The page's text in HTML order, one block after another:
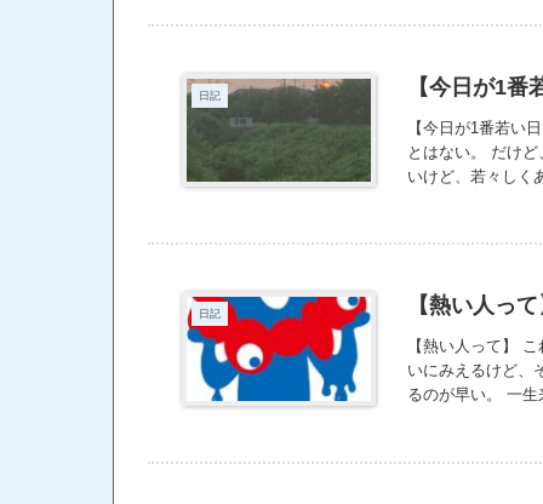
いちゃうと、この
ったであろう感
からね。
日記 【今日が1番
【今日が1番若い
とはない。 だけ
いけど、若々しく
染めるなら、美容
日は、今日と同
衰退するんだけ
きな目標を立て
ことをお勧めする
気になる時は
日記 【熱い人っ
【熱い人って】
いにみえるけど、
るのが早い。 一
な。 追記 大阪・